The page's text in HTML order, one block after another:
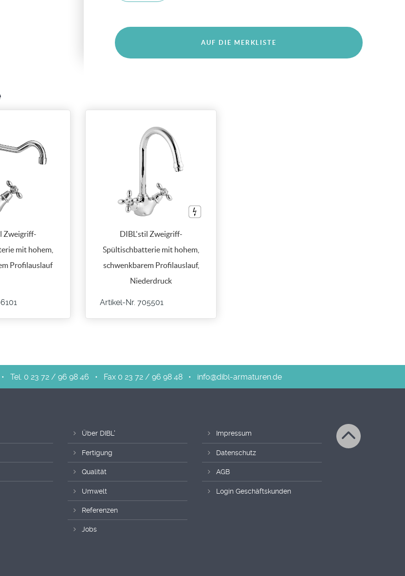
Zweigriff-
mit hohem,
Profilauslauf
DIBL'stil Zweigriff-
Spültischbatterie mit hohem,
schwenkbarem Profilauslauf,
Niederdruck
Artikel-Nr. 705501
• Tel. 0 23 72 / 96 98 46 • Fax 0 23 72 / 96 98 48 • info@dibl-armaturen.de
Über DIBL'
Fertigung
Qualität
Umwelt
Referenzen
Jobs
Impressum
Datenschutz
AGB
Login Geschäftskunden